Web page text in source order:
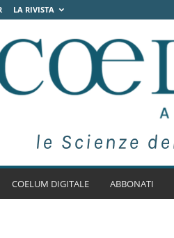
LA RIVISTA
COELUM DIGITALE ABBONATI